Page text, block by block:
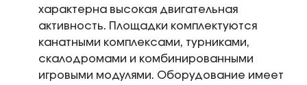
характерна высокая двигательная
активность. Площадки комплектуются
канатными комплексами, турниками,
скалодромами и комбинированными
игровыми модулями. Оборудование имеет